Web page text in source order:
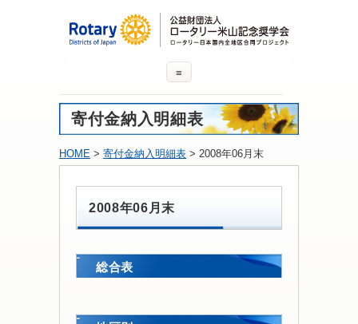
≡
寄付金納入明細表
HOME > 寄付金納入明細表 > 2008年06月末
2008年06月末
総合表